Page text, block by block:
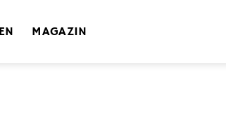
MAGAZIN